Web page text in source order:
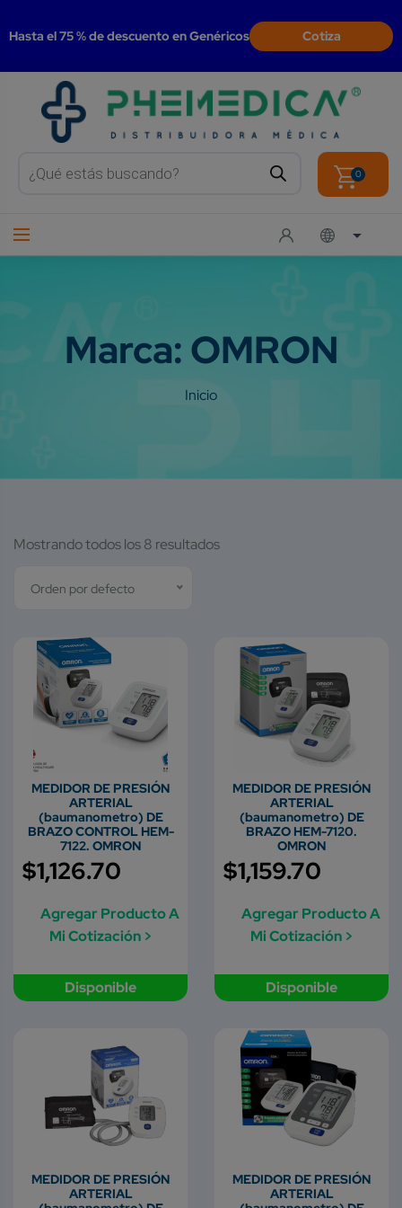
Hasta el 75 % de descuento en Genéricos Cotiza
search 0
Marca:OMRON
Mostrando todos los 8 resultados
Orden por defecto
Disponible
MEDIDOR DE PRESIÓN
ARTERIAL
(baumanometro) DE
BRAZO CONTROL HEM-
7122. OMRON
$1,126.70
Agregar Producto A
Mi Cotización >
Disponible
MEDIDOR DE PRESIÓN
ARTERIAL
(baumanometro) DE
BRAZO HEM-7120.
OMRON
$1,159.70
Agregar Producto A
Mi Cotización >
MEDIDOR DE PRESIÓN
ARTERIAL
MEDIDOR DE PRESIÓN
ARTERIAL